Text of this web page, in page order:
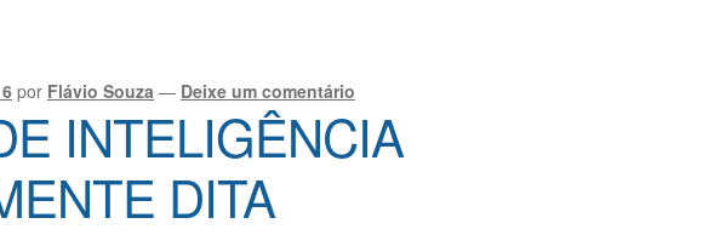
por Flávio Souza — Deixe um comentário
INTELIGÊNCIA
DITA